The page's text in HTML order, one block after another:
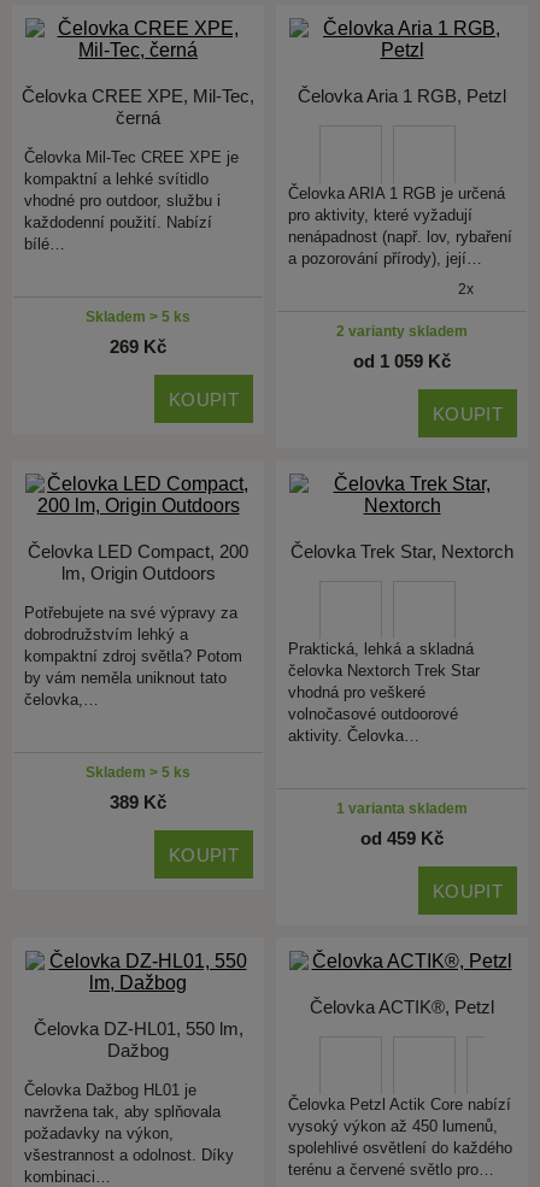
Čelovka CREE XPE, Mil-Tec,
černá
Čelovka Mil-Tec CREE XPE je
kompaktní a lehké svítidlo
vhodné pro outdoor, službu i
každodenní použití. Nabízí
bílé…
Skladem > 5 ks
269 Kč
KOUPIT
Čelovka Aria 1 RGB, Petzl
Čelovka ARIA 1 RGB je určená
pro aktivity, které vyžadují
nenápadnost (např. lov, rybaření
a pozorování přírody), její…
2x
2 varianty skladem
od 1 059 Kč
KOUPIT
Čelovka LED Compact, 200
lm, Origin Outdoors
Potřebujete na své výpravy za
dobrodružstvím lehký a
kompaktní zdroj světla? Potom
by vám neměla uniknout tato
čelovka,…
Skladem > 5 ks
389 Kč
KOUPIT
Čelovka Trek Star, Nextorch
Praktická, lehká a skladná
čelovka Nextorch Trek Star
vhodná pro veškeré
volnočasové outdoorové
aktivity. Čelovka…
1 varianta skladem
od 459 Kč
KOUPIT
Čelovka DZ-HL01, 550 lm,
Dažbog
Čelovka Dažbog HL01 je
navržena tak, aby splňovala
požadavky na výkon,
všestrannost a odolnost. Díky
kombinaci…
Čelovka ACTIK®, Petzl
Čelovka Petzl Actik Core nabízí
vysoký výkon až 450 lumenů,
spolehlivé osvětlení do každého
terénu a červené světlo pro…